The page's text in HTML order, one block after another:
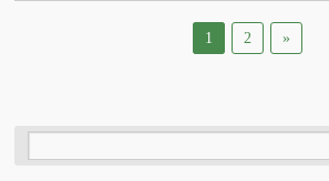
1 2 »